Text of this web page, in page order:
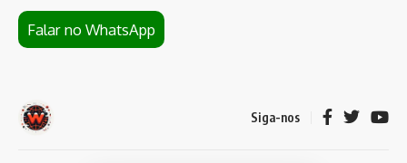
Falar no WhatsApp
Siga-nos